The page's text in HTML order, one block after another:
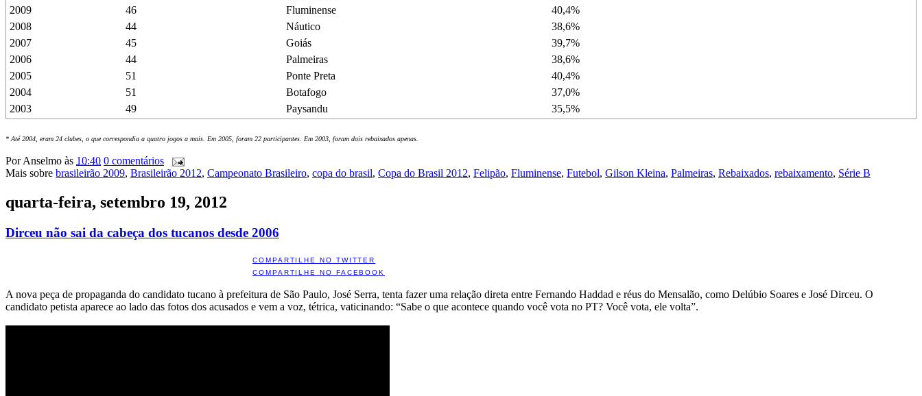
2009
46 Fluminense
40,4%
2008
44 Náutico
38,6%
2007
45 Goiás
39,7%
2006
44 Palmeiras
38,6%
2005
51 Ponte Preta
40,4%
2004
51 Botafogo
37,0%
2003
49 Paysandu 35,5%
* Até 2004, eram 24 clubes, o que correspondia a quatro jogos a mais. Em 2005, foram 22 participantes. Em 2003, foram dois rebaixados apenas.
PorAnselmo às 10:40 0 comentários
Mais sobre brasileirão 2009, Brasileirão 2012, Campeonato Brasileiro, copa do brasil, Copa do Brasil 2012, Felipão, Fluminense, Futebol, Gilson Kleina, Palmeiras, Rebaixados, rebaixamento, Série B
quarta-feira, setembro 19, 2012
Dirceu não sai da cabeça dos tucanos desde 2006
COMPARTILHE NO TWITTER
COMPARTILHE NO FACEBOOK
A nova peça de propaganda do candidato tucano à prefeitura de São Paulo, José Serra, tenta fazer uma relação direta entre Fernando Haddad e réus do Mensalão, como Delúbio Soares e José Dirceu. O
candidato petista aparece ao lado das fotos dos acusados e vem a voz, tétrica, vaticinando: “Sabe o que acontece quando você vota no PT? Você vota, ele volta”.